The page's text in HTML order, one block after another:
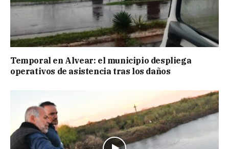
Temporal en Alvear: el municipio despliega
operativos de asistencia tras los daños